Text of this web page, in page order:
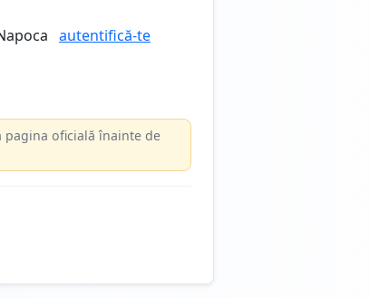
autentifică-te
oficială înainte de